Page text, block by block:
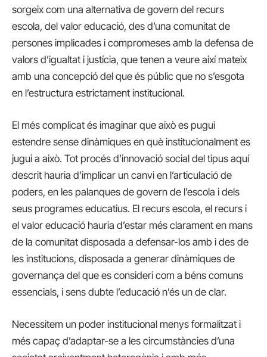
sorgeix com una alternativa de govern del recurs
escola, del valor educació, des d’una comunitat de
persones implicades i compromeses amb la defensa de
valors d’igualtat i justícia, que tenen a veure així mateix
amb una concepció del que és públic que no s’esgota
en l’estructura estrictament institucional.
El més complicat és imaginar que això es pugui
estendre sense dinàmiques en què institucionalment es
jugui a això. Tot procés d’innovació social del tipus aquí
descrit hauria d’implicar un canvi en l’articulació de
poders, en les palanques de govern de l’escola i dels
seus programes educatius. El recurs escola, el recurs i
el valor educació hauria d’estar més clarament en mans
de la comunitat disposada a defensar-los amb i des de
les institucions, disposada a generar dinàmiques de
governança del que es consideri com a béns comuns
essencials, i sens dubte l’educació n’és un de clar.
Necessitem un poder institucional menys formalitzat i
més capaç d’adaptar-se a les circumstàncies d’una